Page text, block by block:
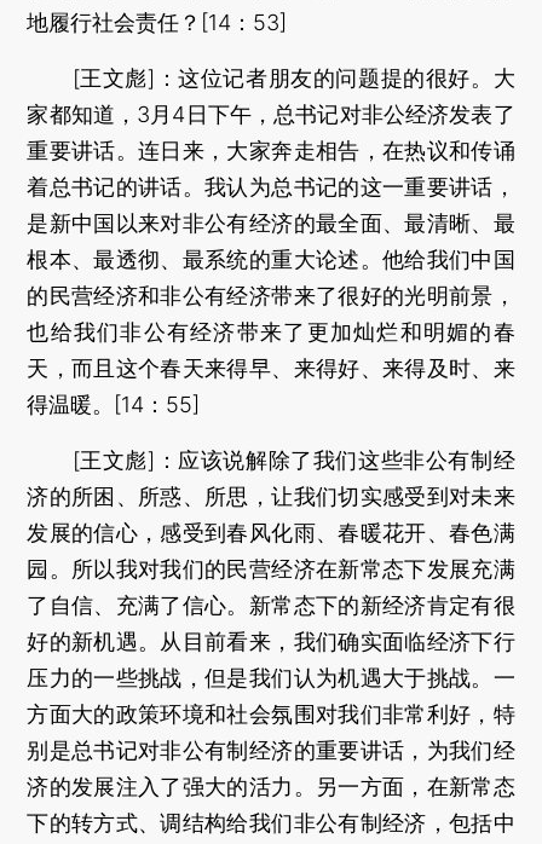
地履行社会责任？[14：53]
[王文彪]：这位记者朋友的问题提的很好。大
家都知道，3月4日下午，总书记对非公经济发表了
重要讲话。连日来，大家奔走相告，在热议和传诵
着总书记的讲话。我认为总书记的这一重要讲话，
是新中国以来对非公有经济的最全面、最清晰、最
根本、最透彻、最系统的重大论述。他给我们中国
的民营经济和非公有经济带来了很好的光明前景，
也给我们非公有经济带来了更加灿烂和明媚的春
天，而且这个春天来得早、来得好、来得及时、来
得温暖。[14：55]
[王文彪]：应该说解除了我们这些非公有制经
济的所困、所惑、所思，让我们切实感受到对未来
发展的信心，感受到春风化雨、春暖花开、春色满
园。所以我对我们的民营经济在新常态下发展充满
了自信、充满了信心。新常态下的新经济肯定有很
好的新机遇。从目前看来，我们确实面临经济下行
压力的一些挑战，但是我们认为机遇大于挑战。一
方面大的政策环境和社会氛围对我们非常利好，特
别是总书记对非公有制经济的重要讲话，为我们经
济的发展注入了强大的活力。另一方面，在新常态
下的转方式、调结构给我们非公有制经济，包括中